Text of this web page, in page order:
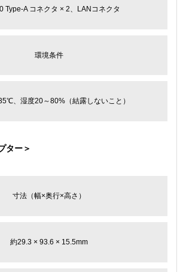
Type-A コネクタ × 2、LANコネクタ
環境条件
、湿度20～80%（結露しないこと）
ター＞
寸法（幅×奥行×高さ）
約29.3 × 93.6 × 15.5mm